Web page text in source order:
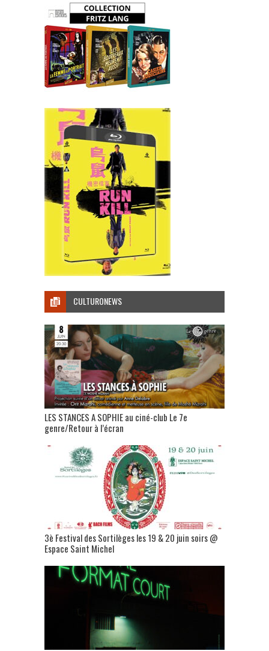
CULTURONEWS
LES STANCES A SOPHIE au ciné-club Le 7e
genre/Retour à l’écran
3è Festival des Sortilèges les 19 & 20 juin soirs @
Espace Saint Michel